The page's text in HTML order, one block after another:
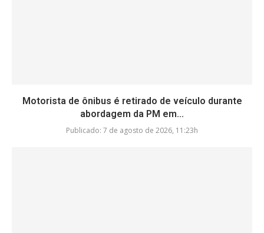
Motorista de ônibus é retirado de veículo durante
abordagem da PM em...
Publicado: 7 de agosto de 2026, 11:23h